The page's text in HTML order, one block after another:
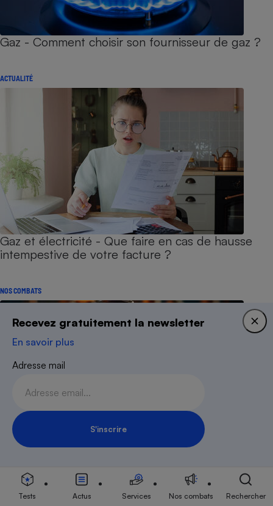
Gaz - Comment choisir son fournisseur de gaz ?
ACTUALITÉ
Gaz et électricité - Que faire en cas de hausse
intempestive de votre facture ?
NOS COMBATS
Énergie moins chère ensemble - L’UFC-Que
Choisir fait baisser les factures de gaz et
Inscription Newsletter
Recevez gratuitement la newsletter
En savoir plus
Adresse mail
S'inscrire
Tests Actus Services Nos combats Rechercher